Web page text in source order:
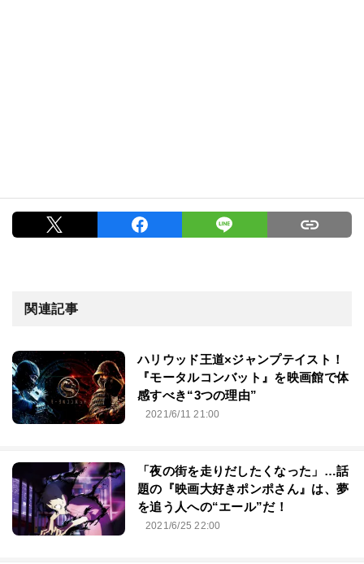
関連記事
ハリウッド王道×ジャンプテイスト！
『モータルコンバット』を映画館で体
感すべき“3つの理由”
2021/6/11 21:00
「夜の街を走りだしたくなった」…話
題の『映画大好きポンポさん』は、夢
を追う人への“エール”だ！
2021/6/25 22:00